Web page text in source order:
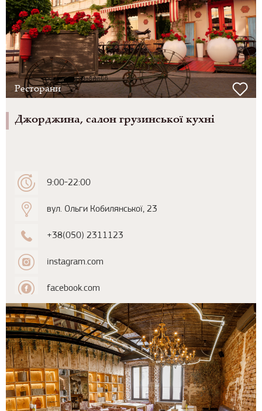
Ресторани
Джорджина, салон грузинської кухні
9:00-22:00
вул. Ольги Кобилянської, 23
+38(050) 2311123
instagram.com
facebook.com